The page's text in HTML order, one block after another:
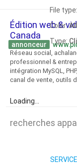
File type:
Color:All
Type:
Édition web &
Canada
annonceur
Réseau social,
professionnel &
intégration MySQL,
canal de vente, outils
Loading...
recherches